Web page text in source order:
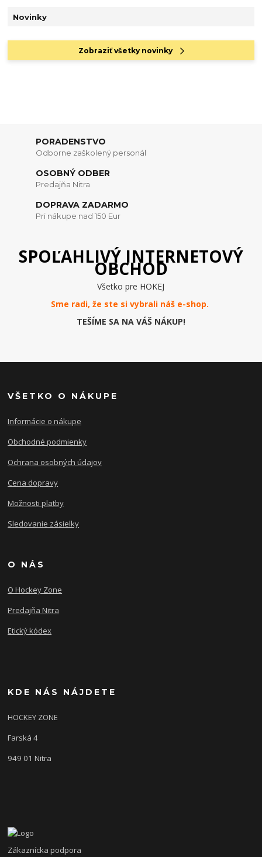
Novinky
Zobraziť všetky novinky
PORADENSTVO
Odborne zaškolený personál
OSOBNÝ ODBER
Predajňa Nitra
DOPRAVA ZADARMO
Pri nákupe nad 150 Eur
SPOĽAHLIVÝ INTERNETOVÝ
OBCHOD
Všetko pre HOKEJ
Sme radi, že ste si vybrali náš e-shop.
TEŠÍME SA NA VÁŠ NÁKUP!
VŠETKO O NÁKUPE
Informácie o nákupe
Obchodné podmienky
Ochrana osobných údajov
Cena dopravy
Možnosti platby
Sledovanie zásielky
O NÁS
O Hockey Zone
Predajňa Nitra
Etický kódex
KDE NÁS NÁJDETE
HOCKEY ZONE
Farská 4
949 01 Nitra
Zákaznícka podpora